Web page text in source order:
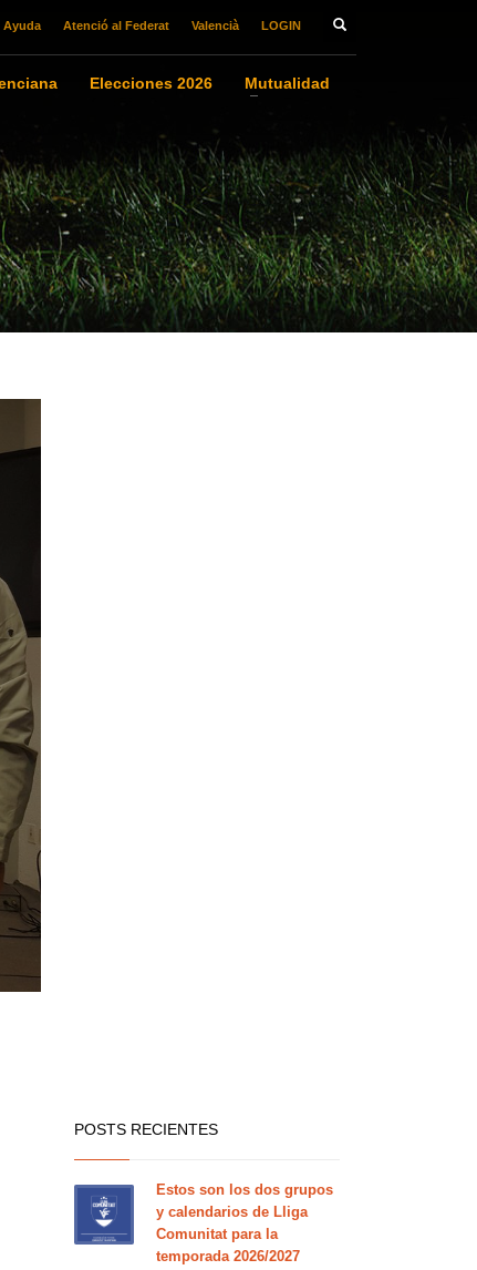
Ayuda Atenció al Federat Valencià LOGIN
Elecciones 2026
Mutualidad
POSTS RECIENTES
Estos son los dos grupos
y calendarios de Lliga
Comunitat para la
temporada 2026/2027